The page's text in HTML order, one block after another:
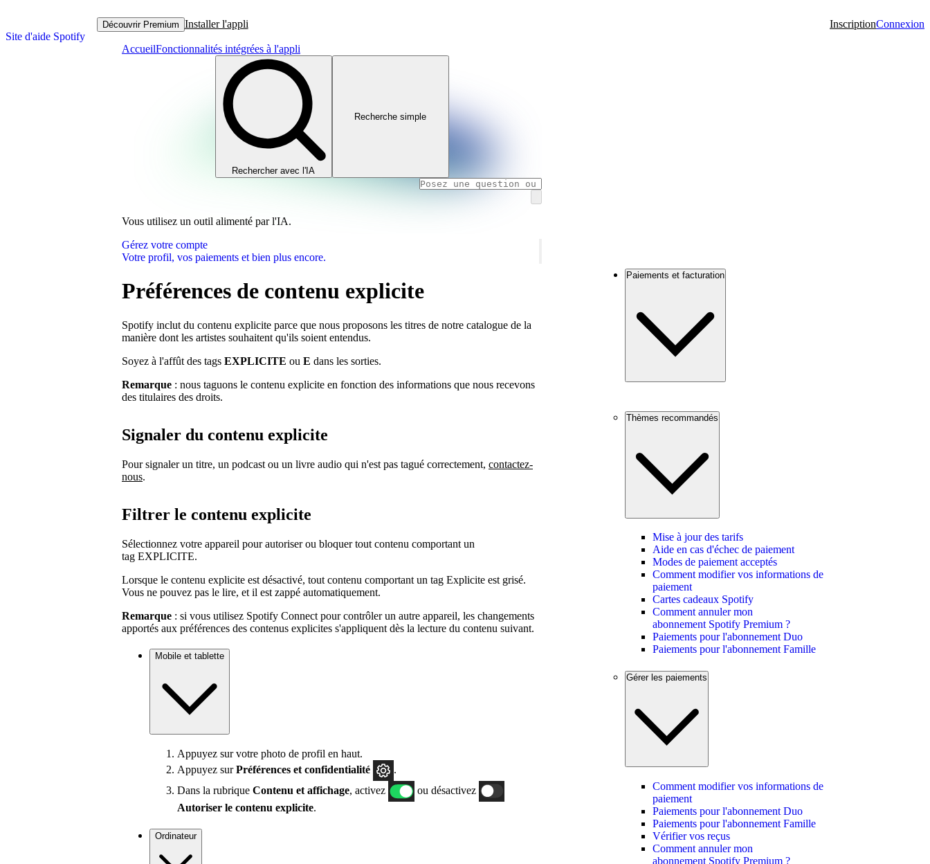
Site d'aide Spotify
Découvrir Premium Installer l'appli InscriptionConnexion
AccueilFonctionnalités intégrées à l'appli
Rechercher avec l'IA
Recherche simple
Vous utilisez un outil alimenté par l'IA.
Gérez votre compte
Votre profil, vos paiements et bien plus encore.
Préférences de contenu explicite
Spotify inclut du contenu explicite parce que nous proposons les titres de notre catalogue de la
manière dont les artistes souhaitent qu'ils soient entendus.
Soyez à l'affût des tags EXPLICITE ou E dans les sorties.
Remarque : nous taguons le contenu explicite en fonction des informations que nous recevons
des titulaires des droits.
Signaler du contenu explicite
Pour signaler un titre, un podcast ou un livre audio qui n'est pas tagué correctement, contactez-
nous.
Filtrer le contenu explicite
Sélectionnez votre appareil pour autoriser ou bloquer tout contenu comportant un
tag EXPLICITE.
Lorsque le contenu explicite est désactivé, tout contenu comportant un tag Explicite est grisé.
Vous ne pouvez pas le lire, et il est zappé automatiquement.
Remarque : si vous utilisez Spotify Connect pour contrôler un autre appareil, les changements
apportés aux préférences des contenus explicites s'appliquent dès la lecture du contenu suivant.
Mobile et tablette
Appuyez sur votre photo de profil en haut.
Appuyez surPréférences et confidentialité
.
Dans la rubrique Contenu et affichage, activez
ou désactivez
Autoriser le contenu explicite.
Ordinateur
Paiements et facturation
Thèmes recommandés
Mise à jour des tarifs
Aide en cas d'échec de paiement
Modes de paiement acceptés
Comment modifier vos informations de
paiement
Cartes cadeaux Spotify
Comment annuler mon
abonnement Spotify Premium ?
Paiements pour l'abonnement Duo
Paiements pour l'abonnement Famille
Gérer les paiements
Comment modifier vos informations de
paiement
Paiements pour l'abonnement Duo
Paiements pour l'abonnement Famille
Vérifier vos reçus
Comment annuler mon
abonnement Spotify Premium ?